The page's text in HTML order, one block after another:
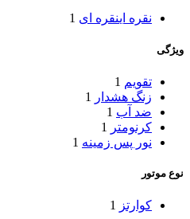
نقره اینقره ای 1
ویژگی
تقویم 1
زنگ هشدار
1
ضد آب 1
کرنومتر
1
نور پس زمینه 1
نوع موتور
کوارتز 1